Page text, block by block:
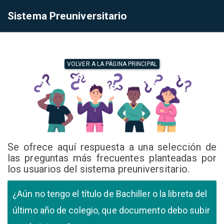
Sistema Preuniversitario
VOLVER A LA PÁGINA PRINCIPAL
Se ofrece aquí respuesta a una selección de
las preguntas más frecuentes planteadas por
los usuarios del sistema preuniversitario.
¿Aún no tengo el título de Bachiller o la libreta del
último año de colegio, que documento debo subir